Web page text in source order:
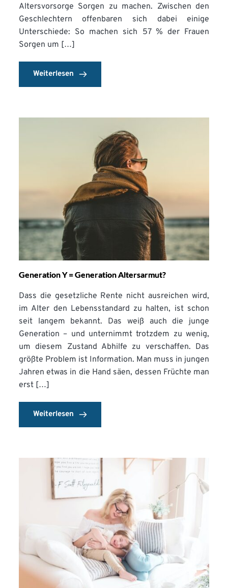
Altersvorsorge Sorgen zu machen. Zwischen den
Geschlechtern offenbaren sich dabei einige
Unterschiede: So machen sich 57 % der Frauen
Sorgen um […]
Weiterlesen
Generation Y = Generation Altersarmut?
Dass die gesetzliche Rente nicht ausreichen wird,
im Alter den Lebensstandard zu halten, ist schon
seit langem bekannt. Das weiß auch die junge
Generation – und unternimmt trotzdem zu wenig,
um diesem Zustand Abhilfe zu verschaffen. Das
größte Problem ist Information. Man muss in jungen
Jahren etwas in die Hand säen, dessen Früchte man
erst […]
Weiterlesen